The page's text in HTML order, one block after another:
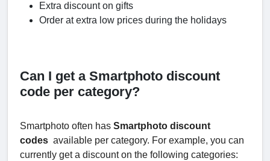
Extra discount on gifts
Order at extra low prices during the holidays
Can I get a Smartphoto discount
code per category?
Smartphoto often has Smartphoto discount
codes available per category. For example, you can
currently get a discount on the following categories: